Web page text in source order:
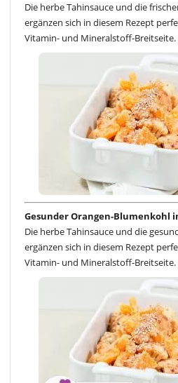
Die herbe Tahinsauce und die
ergänzen sich in diesem Rezept
Vitamin- und Mineralstoff-Breitseite.
Gesunder Orangen-Blumenkohl
Die herbe Tahinsauce und die
ergänzen sich in diesem Rezept
Vitamin- und Mineralstoff-Breitseite.